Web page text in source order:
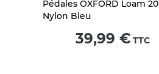
Pédales OXFORD Loam 20
Nylon Bleu
Prix
39,99 € TTC